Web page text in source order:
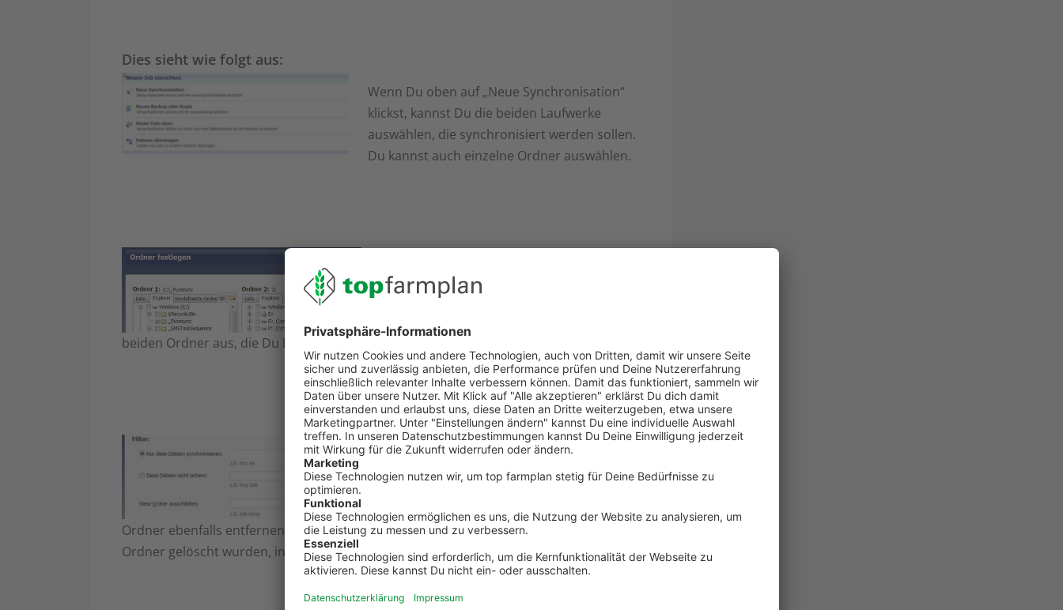
Dies sieht wie folgt aus:
Wenn Du oben auf „Neue Synchronisation“
klickst, kannst Du die beiden Laufwerke
auswählen, die synchronisiert werden sollen.
Du kannst auch einzelne Ordner auswählen.
Synchronisation von top farmplan mit
dem Ordner _Puresync und dem Laufwerk
beiden Ordner aus, die Du benötigst. Hier das Laufwerk Z sowie den Ordner Puresync.
Durch Klicken auf „Weiter“ kommst Du in
Ordner ausschließen – aber auch gelöschte
Dokumente in dem zu synchronisierenden
Ordner ebenfalls entfernen. Klickst Du dies nicht an, bleiben die Dateien, die in einem
Ordner gelöscht wurden, in dem anderen erhalten.